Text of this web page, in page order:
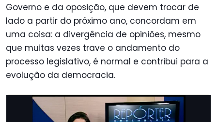
Governo e da oposição, que devem trocar de
lado a partir do próximo ano, concordam em
uma coisa: a divergência de opiniões, mesmo
que muitas vezes trave o andamento do
processo legislativo, é normal e contribui para a
evolução da democracia.